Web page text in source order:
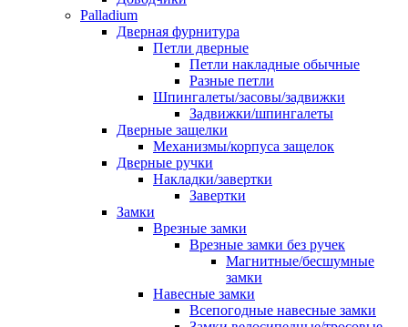
Palladium
Дверная фурнитура
Петли дверные
Петли накладные обычные
Разные петли
Шпингалеты/засовы/задвижки
Задвижки/шпингалеты
Дверные защелки
Механизмы/корпуса защелок
Дверные ручки
Накладки/завертки
Завертки
Замки
Врезные замки
Врезные замки без ручек
Магнитные/бесшумные
замки
Навесные замки
Всепогодные навесные замки